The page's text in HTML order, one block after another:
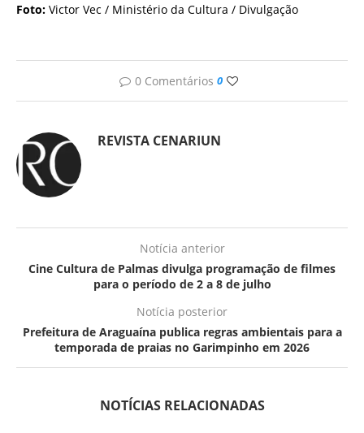
Foto: Victor Vec / Ministério da Cultura / Divulgação
0 Comentários 0
REVISTA CENARIUN
Notícia anterior
Cine Cultura de Palmas divulga programação de filmes
para o período de 2 a 8 de julho
Notícia posterior
Prefeitura de Araguaína publica regras ambientais para a
temporada de praias no Garimpinho em 2026
NOTÍCIAS RELACIONADAS